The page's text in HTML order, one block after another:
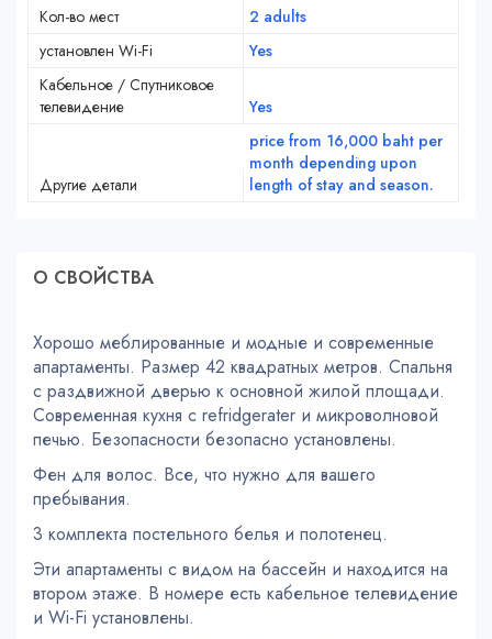
Кол-во мест
2 adults
установлен Wi-Fi
Yes
Кабельное / Спутниковое
телевидение
Yes
Другие детали
price from 16,000 baht per
month depending upon
length of stay and season.
О СВОЙСТВA
Хорошо меблированные и модные и современные
апартаменты. Размер 42 квадратных метров. Спальня
с раздвижной дверью к основной жилой площади.
Современная кухня с refridgerater и микроволновой
печью. Безопасности безопасно установлены.
Фен для волос. Все, что нужно для вашего
пребывания.
3 комплекта постельного белья и полотенец.
Эти апартаменты с видом на бассейн и находится на
втором этаже. В номере есть кабельное телевидение
и Wi-Fi установлены.